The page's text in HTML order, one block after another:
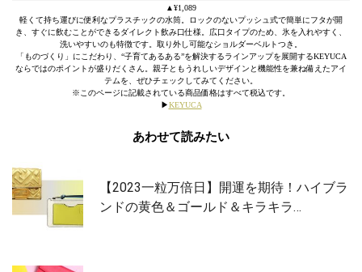
▲¥1,089
軽くて持ち運びに便利なプラスチックの水筒。ロックのないプッシュ式で簡単にフタが開
き、すぐに飲むことができるダイレクト飲み口仕様。広口タイプのため、氷を入れやすく、
洗いやすいのも特徴です。取り外し可能なショルダーベルトつき。
「ものづくり」にこだわり、“子育てあるある”を解決するラインアップを展開するKEYUCA
ならではのポイントが盛りだくさん。親子ともうれしいデザインと機能性を兼ね備えたアイ
テムを、ぜひチェックしてみてください。
※このページに記載されている商品価格はすべて税込です。
▶︎KEYUCA
あわせて読みたい
【2023一粒万倍日】開運を期待！ハイブラ
ンドの黄色＆ゴールド＆キラキラ…